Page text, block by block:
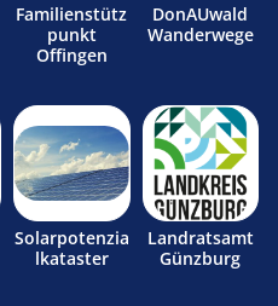
Familienstütz
punkt
Offingen
DonAUwald
Wanderwege
Solarpotenzia
lkataster
Landratsamt
Günzburg